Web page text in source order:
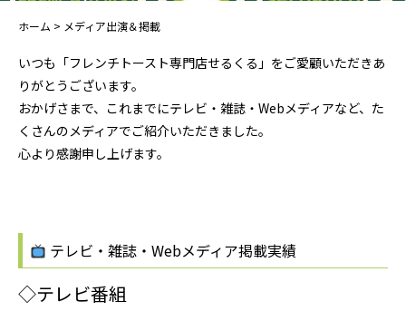
ホーム > メディア出演＆掲載
いつも「フレンチトースト専門店せるくる」をご愛顧いただきあ
りがとうございます。
おかげさまで、これまでにテレビ・雑誌・Webメディアなど、た
くさんのメディアでご紹介いただきました。
心より感謝申し上げます。
テレビ・雑誌・Webメディア掲載実績
◇テレビ番組